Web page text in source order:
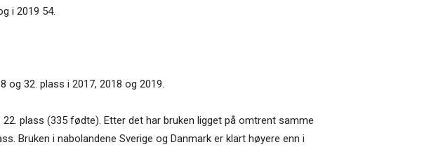
i 2019 54.
32. plass i 2017, 2018 og 2019.
plass (335 fødte). Etter det har bruken ligget på omtrent samme
Bruken i nabolandene Sverige og Danmark er klart høyere enn i